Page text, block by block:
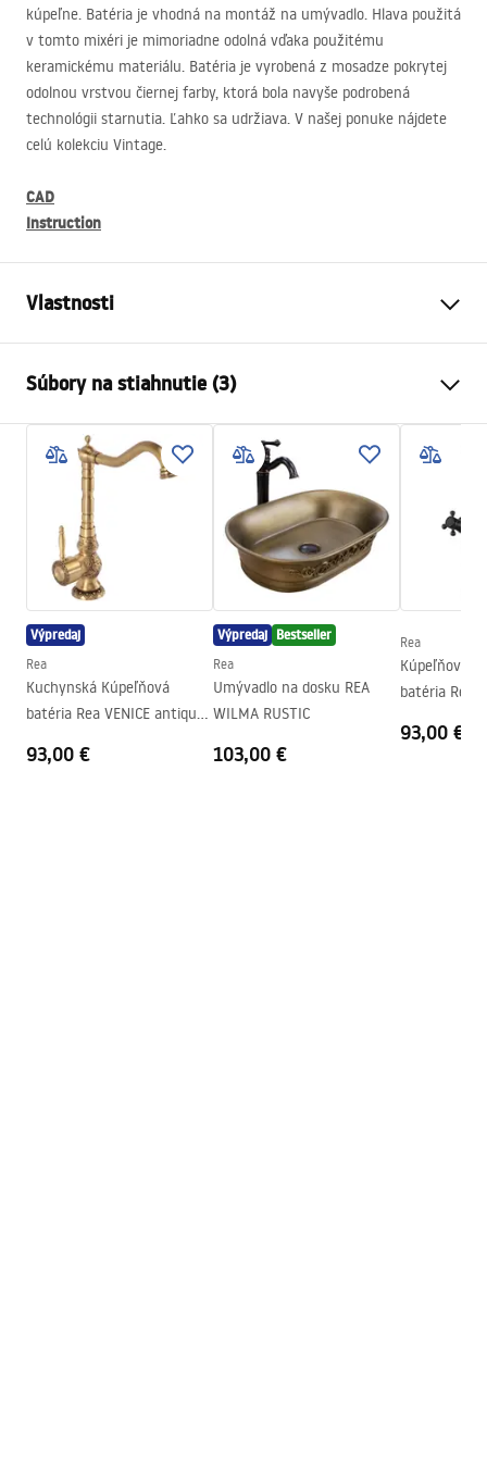
kúpeľne. Batéria je vhodná na montáž na umývadlo. Hlava použitá
v tomto mixéri je mimoriadne odolná vďaka použitému
keramickému materiálu. Batéria je vyrobená z mosadze pokrytej
odolnou vrstvou čiernej farby, ktorá bola navyše podrobená
technológii starnutia. Ľahko sa udržiava. V našej ponuke nájdete
celú kolekciu Vintage.
CAD
Instruction
Vlastnosti
rea.com.pl/#hu
Spôsob montáže
Stojanková
Farba
Čierna
Typ výtoku
Materiál
Mosadz
Rozsah výtoku
105mm
Výška
mm
Technológia povrchovej
Electroplating
Priemer pripojenia 3/8 palca
Súbory na stiahnutie (3)
Záručné podmienky
Warranty_Terms_and_Conditions_Faucets_-_5.pdf
Návod na montáž
faucet.pdf
Bezpečnostné informácie
Safety_Information_Faucets.pdf
Výpredaj
Rea
Kuchynská Kúpeľňová
batéria Rea VENICE antique
93,00 €
Výpredaj Bestseller
Rea
Umývadlo na dosku REA
WILMA RUSTIC
103,00 €
Rea
Kúpeľňová
batéria Rea
93,00 €